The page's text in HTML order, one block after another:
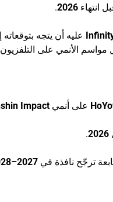
انتهاء 2026
.
عليه أن يتجه بتوقعاته
الأنمي على التلفزيون
على أنميImpact
2026
.
ترجّح نافذة في 2027–2028